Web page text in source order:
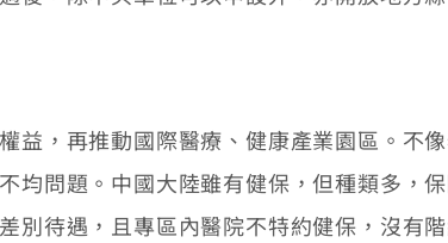
，再推動國際醫療、健康產業園區。不
均問題。中國大陸雖有健保，但種類多，
待遇，且專區內醫院不特約健保，沒有階